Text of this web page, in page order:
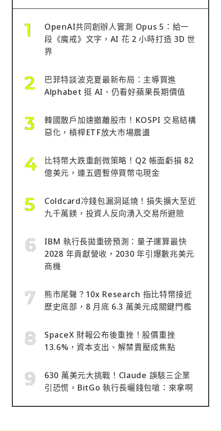
OpenAI共同創辦人實測 Opus 5：給一
段《魔戒》文字，AI 花 2 小時打造 3D 世
界
巴菲特談波克夏最新布局：主導買進
Alphabet 挺 AI、仍看好蘋果長期價值
韓國散戶加速撤離股市！KOSPI 交易結構
惡化，槓桿ETF放大市場震盪
比特幣大跌重創微策略！Q2 帳面虧損 82
億美元，連五週暫停買幣屯現金
Coldcard冷錢包漏洞延燒！損失擴大至近
九千萬鎂，投資人反向湧入交易所避險
IBM 執行長拋重磅預測：量子運算最快
2028 年貢獻營收，2030 年引爆數兆美元
商機
熊市尾聲？10x Research 指比特幣接近
歷史底部，8 月底 6.3 萬美元成關鍵門檻
SpaceX 財報公布後重挫！股價重挫
13.6%，資本支出、解禁賣壓成焦點
630 萬美元大挑戰！Claude 誤駭三企業
引恐慌，BitGo 執行長曬錢包嗆：來拿啊